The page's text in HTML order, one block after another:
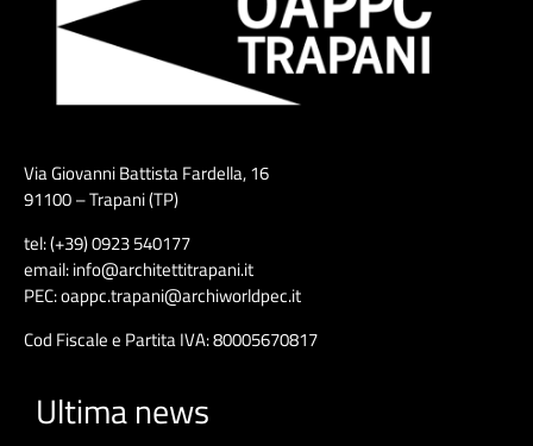
Via Giovanni Battista Fardella, 16
91100 – Trapani (TP)
tel: (+39) 0923 540177
email: info@architettitrapani.it
PEC: oappc.trapani@archiworldpec.it
Cod Fiscale e Partita IVA: 80005670817
Ultima news